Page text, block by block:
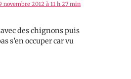
novembre 2012 à 11 h 27 min
des chignons puis
s’en occuper car vu